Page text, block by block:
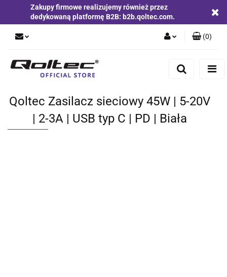
Zakupy firmowe realizujemy również przez
dedykowaną platformę B2B: b2b.qoltec.com.
Zgody cookies
(0)
Qoltec Zasilacz sieciowy 45W | 5-20V
| 2-3A | USB typ C | PD | Biała